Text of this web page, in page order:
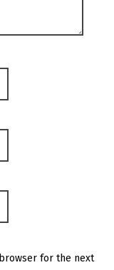
for the next